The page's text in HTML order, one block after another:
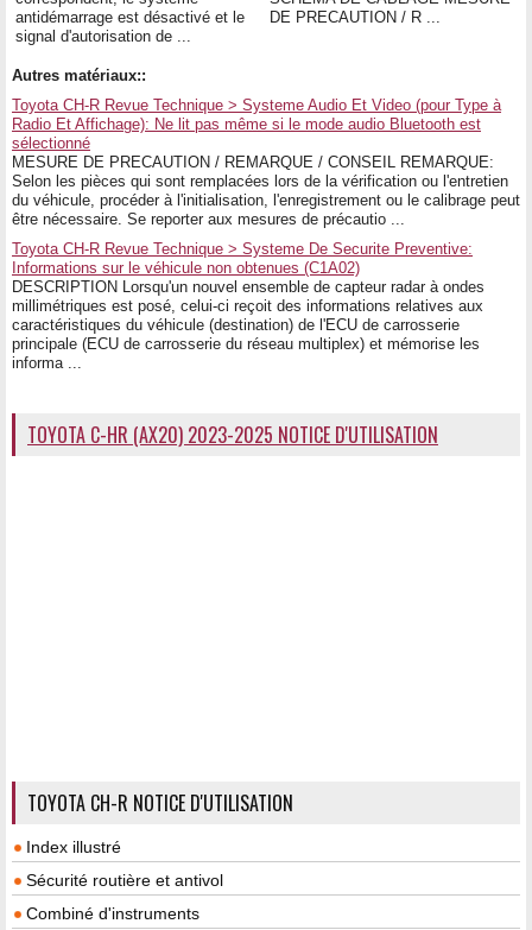
antidémarrage est désactivé et le
signal d'autorisation de ...
DE PRECAUTION / R ...
Autres matériaux::
Toyota CH-R Revue Technique > Systeme Audio Et Video (pour Type à
Radio Et Affichage): Ne lit pas même si le mode audio Bluetooth est
sélectionné
MESURE DE PRECAUTION / REMARQUE / CONSEIL REMARQUE:
Selon les pièces qui sont remplacées lors de la vérification ou l'entretien
du véhicule, procéder à l'initialisation, l'enregistrement ou le calibrage peut
être nécessaire. Se reporter aux mesures de précautio ...
Toyota CH-R Revue Technique > Systeme De Securite Preventive:
Informations sur le véhicule non obtenues (C1A02)
DESCRIPTION Lorsqu'un nouvel ensemble de capteur radar à ondes
millimétriques est posé, celui-ci reçoit des informations relatives aux
caractéristiques du véhicule (destination) de l'ECU de carrosserie
principale (ECU de carrosserie du réseau multiplex) et mémorise les
informa ...
TOYOTA C-HR (AX20) 2023-2025 NOTICE D'UTILISATION
TOYOTA CH-R NOTICE D'UTILISATION
Index illustré
Sécurité routière et antivol
Combiné d'instruments